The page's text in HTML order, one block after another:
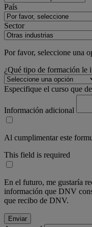
País
Sector
Por favor, seleccione una
¿Qué tipo de formación le
Especifique el curso que
Información adicional
Al cumplimentar este
This field is required
En el futuro, me gustaría
información que DNV
que recibo de DNV.